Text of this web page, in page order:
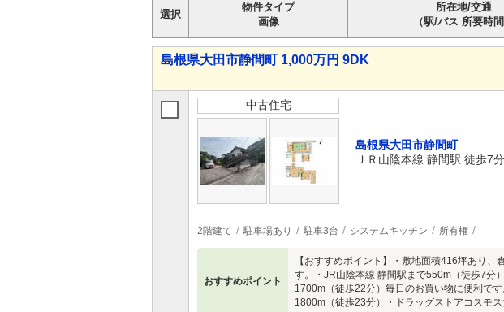
選択
物件タイプ
画像
所在地/交通
（駅/バス 所要時間
島根県大田市静間町 1,000万円 9DK
中古住宅
島根県大田市静間町
ＪＲ山陰本線 静間駅 徒歩7分
2階建て 駐車場あり 駐車3台 システムキッチン 所有権
おすすめポイント
【おすすめポイント】・敷地面積416坪あり
す。・JR山陰本線 静間駅まで550m（徒歩7分
1700m（徒歩22分）毎日のお買い物に便利で
1800m（徒歩23分）・ドラッグストアコスモ